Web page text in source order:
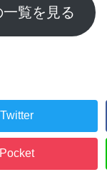
覧を見る
Twitter
Pocket